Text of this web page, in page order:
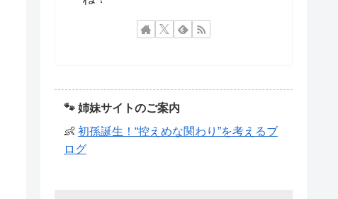
🐾 姉妹サイトのご案内
👶 初孫誕生！“控えめな関わり”を考えるブ
ログ